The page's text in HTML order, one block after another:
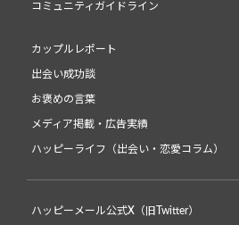
コミュニティガイドライン
カップルレポート
出会い成功談
お褒めの言葉
メディア掲載・広告実績
ハッピーライフ（出会い・恋愛コラム）
ハッピーメール公式X（旧Twitter）